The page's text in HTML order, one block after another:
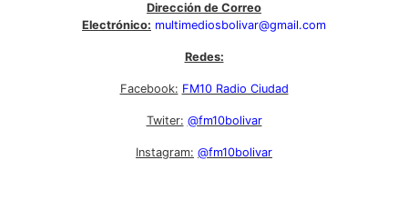
Dirección de Correo
Electrónico: multimediosbolivar@gmail.com
Redes:
Facebook: FM10 Radio Ciudad
Twiter: @fm10bolivar
Instagram: @fm10bolivar